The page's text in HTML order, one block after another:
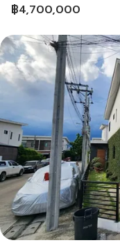
฿4,700,000